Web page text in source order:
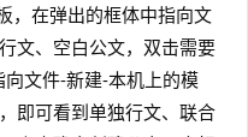
在弹出的框体中指向文
文、空白公文，双击需要
文件-新建-本机上的模
即可看到单独行文、联合